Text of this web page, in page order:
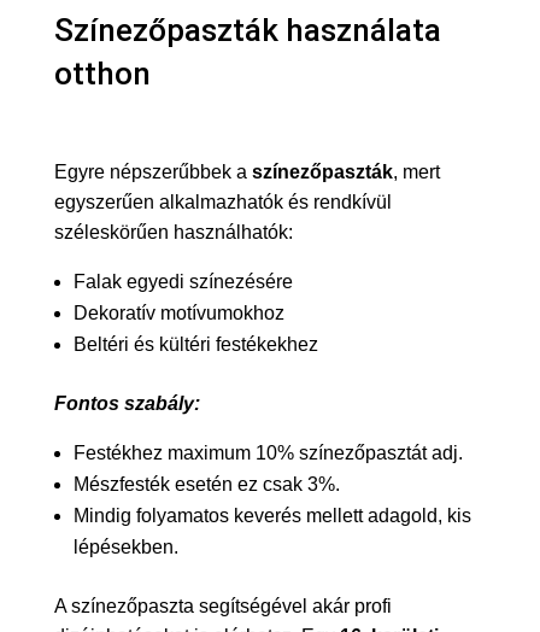
Színezőpaszták használata
otthon
Egyre népszerűbbek a színezőpaszták, mert
egyszerűen alkalmazhatók és rendkívül
széleskörűen használhatók:
Falak egyedi színezésére
Dekoratív motívumokhoz
Beltéri és kültéri festékekhez
Fontos szabály:
Festékhez maximum 10% színezőpasztát adj.
Mészfesték esetén ez csak 3%.
Mindig folyamatos keverés mellett adagold, kis
lépésekben.
A színezőpaszta segítségével akár profi